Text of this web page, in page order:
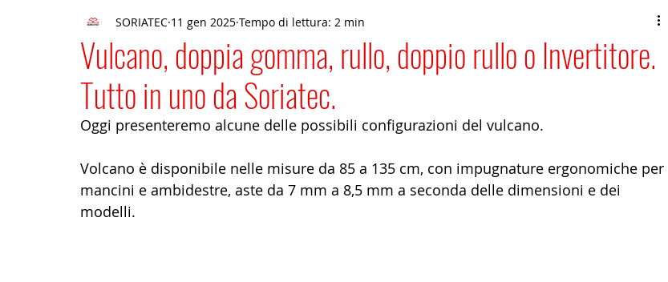
Vulcano, doppia gomma, rullo, doppio rullo o Invertitore.
Tutto in uno da Soriatec.
SORIATEC 11 gen 2025 Tempo di lettura: 2 min
Oggi presenteremo alcune delle possibili configurazioni del vulcano.
Volcano è disponibile nelle misure da 85 a 135 cm, con impugnature ergonomiche per
mancini e ambidestre, aste da 7 mm a 8,5 mm a seconda delle dimensioni e dei
modelli.